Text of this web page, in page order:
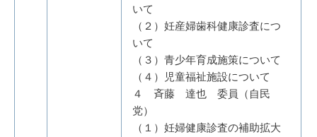
いて
（２）妊産婦歯科健康診査につ
いて
（３）青少年育成施策について
（４）児童福祉施設について
４ 斉藤 達也 委員（自民
党）
（１）妊婦健康診査の補助拡大